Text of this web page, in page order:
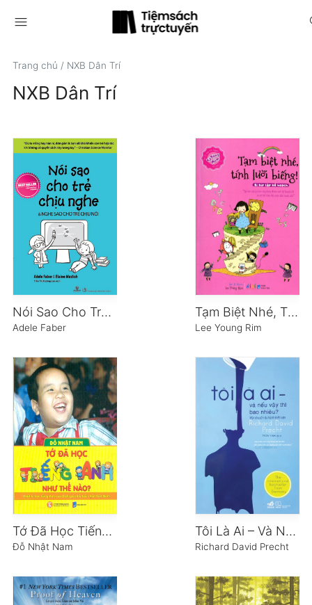
menu
Trang chủ / NXB Dân Trí
NXB Dân Trí
Nói Sao Cho Trẻ Chịu Nghe
Adele Faber
Tạm Biệt Nhé, Tính Lười Biếng
Lee Young Rim
Tớ Đã Học Tiếng Anh Như Thế Nào
Đỗ Nhật Nam
Tôi Là Ai – Và Nếu Vậy Thì Bao Nhiêu?
Richard David Precht